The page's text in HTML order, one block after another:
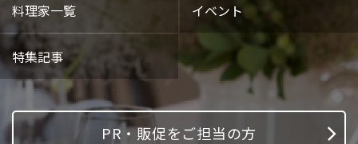
料理家一覧 イベント
特集記事
PR・販促をご担当の方